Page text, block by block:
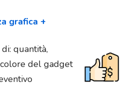
grafica +
quantità,
del gadget